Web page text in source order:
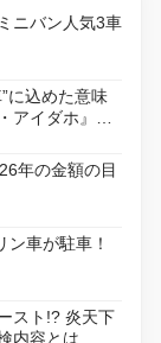
ニバン人気3車
に込めた意味
アイダホ』が
年の金額の目
ン車が駐車！
スト!? 炎天下
内容とは